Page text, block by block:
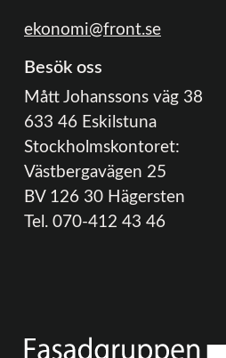
ekonomi@front.se
Besök oss
Mått Johanssons väg 38
633 46 Eskilstuna
Stockholmskontoret:
Västbergavägen 25
BV 126 30 Hägersten
Tel. 070-412 43 46